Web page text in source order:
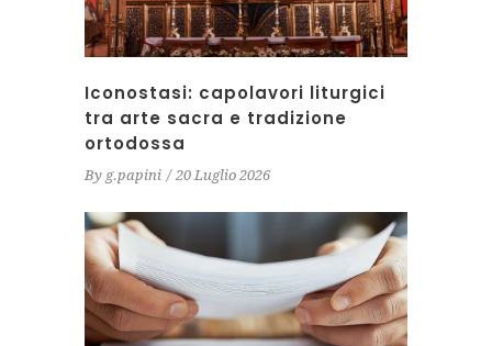
Iconostasi: capolavori liturgici
tra arte sacra e tradizione
ortodossa
By g.papini 20 Luglio 2026